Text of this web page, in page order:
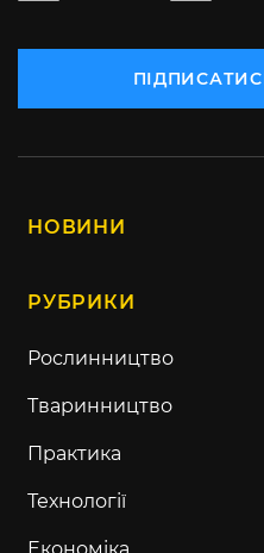
НОВИНИ
РУБРИКИ
Рослинництво
Тваринництво
Практика
Технології